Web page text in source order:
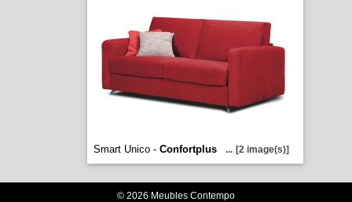
Smart Unico - Confortplus ... [2 image(s)]
© 2026 Meubles Contempo